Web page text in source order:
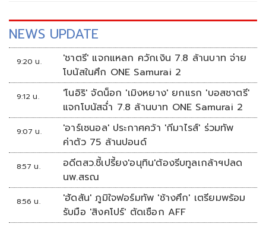
NEWS UPDATE
9:20 น.
'ชาตรี' แจกแหลก ควักเงิน 7.8 ล้านบาท จ่าย
โบนัสในศึก ONE Samurai 2
9:12 น.
'โนอิริ' จัดน็อก 'เมิงหยาง' ยกแรก 'บอสชาตรี'
แจกโบนัสฉ่ำ 7.8 ล้านบาท ONE Samurai 2
9:07 น.
'อาร์เซนอล' ประกาศคว้า 'กีมาไรส์' ร่วมทัพ
ค่าตัว 75 ล้านปอนด์
8:57 น.
อดีตสว.ชี้เปรี้ยง'อนุทิน'ต้องรีบทูลเกล้าฯปลด
นพ.สรณ
8:56 น.
'ฮัดสัน' ภูมิใจฟอร์มทัพ 'ช้างศึก' เตรียมพร้อม
รับมือ 'สิงคโปร์' ตัดเชือก AFF